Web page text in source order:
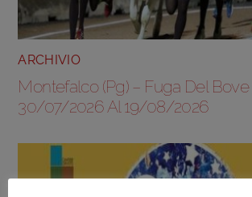
ARCHIVIO
Montefalco (Pg) – Fuga Del Bove
30/07/2026 Al 19/08/2026